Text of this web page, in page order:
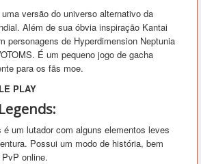
versão do universo alternativo da
Além de sua óbvia inspiração Kantai
personagens de Hyperdimension Neptunia
É um pequeno jogo de gacha
para os fãs moe.
PLAY
é um lutador com alguns elementos leves
Possui um modo de história, bem
online.